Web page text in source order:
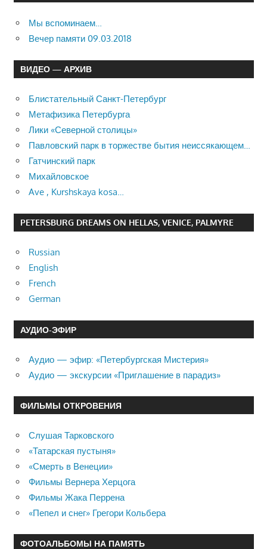
Мы вспоминаем…
Вечер памяти 09.03.2018
ВИДЕО — АРХИВ
Блистательный Санкт-Петербург
Метафизика Петербурга
Лики «Северной столицы»
Павловский парк в торжестве бытия неиссякающем…
Гатчинский парк
Михайловское
Ave , Kurshskaya kosa…
PETERSBURG DREAMS ON HELLAS, VENICE, PALMYRE
Russian
English
French
German
АУДИО-ЭФИР
Аудио — эфир: «Петербургская Мистерия»
Аудио — экскурсии «Приглашение в парадиз»
ФИЛЬМЫ ОТКРОВЕНИЯ
Слушая Тарковского
«Татарская пустыня»
«Смерть в Венеции»
Фильмы Вернера Херцога
Фильмы Жака Перрена
«Пепел и снег» Грегори Кольбера
ФОТОАЛЬБОМЫ НА ПАМЯТЬ